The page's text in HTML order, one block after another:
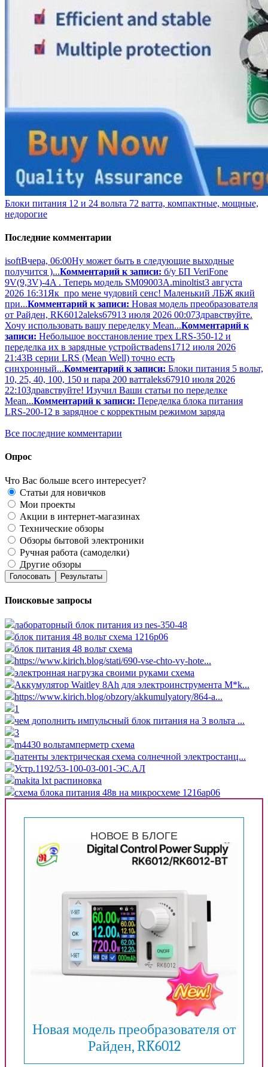
Блоки питания 12 и 24 вольта 72 ватта, компактные, мощные,
недорогие
Последние комментарии
isoftВчера, 06:00Ну может быть в следующие выходные
получится )...Комментарий к записи: б/у БП VeriFone
9V(9,3V)-4A . Теперь модель SM09003A.minoltist3 августа
2026 16:31 Як про мене чудовий сенс! Маленький ЛБЖ який
при...Комментарий к записи: Новая модель преобразователя
от Райден, RK6012aleks67913 июля 2026 00:07Здравствуйте.
Хочу использовать вашу переделку Mean...Комментарий к
записи: Небольшое восстановление трех LRS-350-12 и
переделка их в зарядные устройстваdens1712 июля 2026
21:43В серии LRS (Mean Well) точно есть
синхронный...Комментарий к записи: Блоки питания 5 вольт,
10, 25, 40, 100, 150 и пара 200 ваттaleks67910 июля 2026
22:10Здравствуйте! Изучил Ваши статьи по переделке
Mean...Комментарий к записи: Переделка блока питания
LRS-200-12 в зарядное с корректным режимом заряда
Все последние комментарии
Опрос
Что Вас больше всего интересует?
Статьи для новичков
Мои проекты
Акции в интернет-магазинах
Технические обзоры
Обзоры бытовой электроники
Ручная работа (самоделки)
Другие обзоры
Голосовать Результаты
Поисковые запросы
лабораторный блок питания из nes-350-48
блок питания 48 вольт схема 1216p06
блок питания 48 вольт схема
https://www.kirich.blog/stati/690-vse-chto-vy-hote...
электронная нагрузка своими руками схема
Аккумулятор Waitley 8Ah для электроинструмента M*k...
https://www.kirich.blog/obzory/akkumulyatory/864-a...
1
чем дополнить импульсный блок питания на 3 вольта ...
3
m4430 вольтамперметр схема
патенты электрическая схема солнечной электростанц...
Устр.1192/53-100-03-001-ЭС.АЛ
makita lxt распиновка
схема блока питания 48в на микросхеме 1216ap06
НОВОЕ В БЛОГЕ
Новая модель преобразователя от
Райден, RK6012